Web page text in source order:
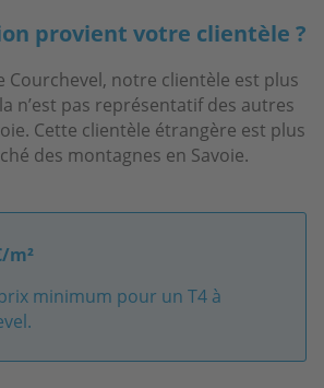
provient votre clientèle ?
Courchevel, notre clientèle est plus
n’est pas représentatif des autres
Cette clientèle étrangère est plus
des montagnes en Savoie.
m²
prix minimum pour un T4 à